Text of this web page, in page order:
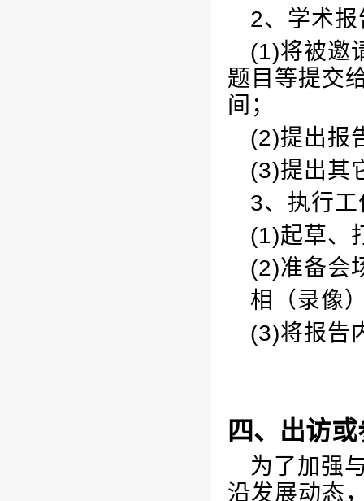
2、学术
(1)将被邀
题目等提交
间；
(2)提出报
(3)提出其
3、执行
(1)起草、
(2)准备会
相（录像
(3)将报告
四、出访
为了加强
沿发展动态